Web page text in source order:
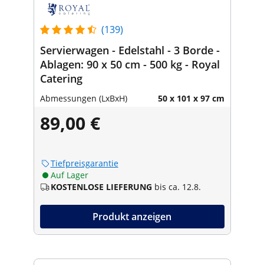
(139)
Servierwagen - Edelstahl - 3 Borde -
Ablagen: 90 x 50 cm - 500 kg - Royal
Catering
Abmessungen (LxBxH) 50 x 101 x 97 cm
89,00 €
Tiefpreisgarantie
Auf Lager
KOSTENLOSE LIEFERUNG bis ca. 12.8.
Produkt anzeigen